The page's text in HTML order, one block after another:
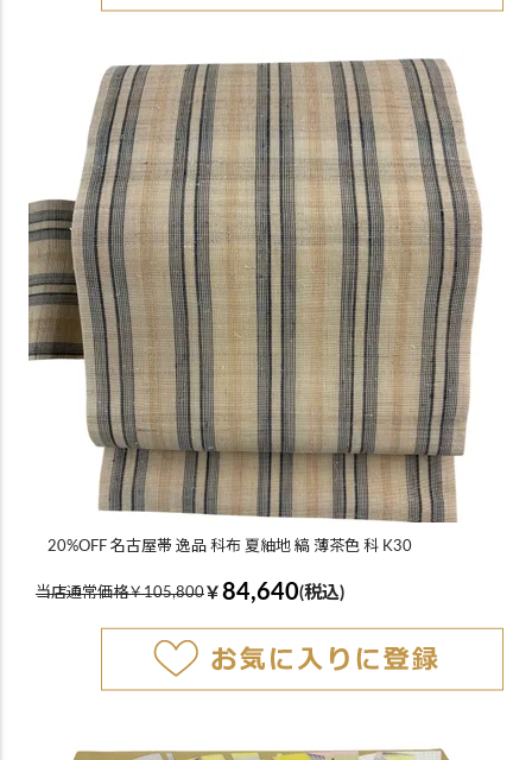
20%OFF 名古屋帯 逸品 科布 夏紬地 縞 薄茶色 科 K30
当店通常価格￥105,800￥ 84,640(税込)